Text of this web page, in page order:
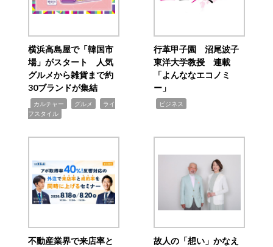
横浜高島屋で「韓国市
場」がスタート 人気
グルメから雑貨まで約
30ブランドが集結
カルチャー グルメ
ライ
フスタイル
行革甲子園 沼尾波子
東洋大学教授 連載
「よんななエコノミ
ー」
ビジネス
不動産業界で来店率と
故人の「想い」かなえ